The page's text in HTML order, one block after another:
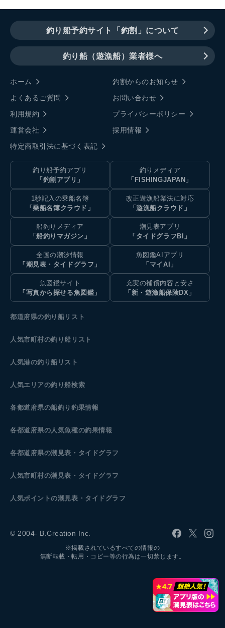
釣り船予約サイト「釣割」について
釣り船（遊漁船）業者様へ
ホーム
釣割からのお知らせ
よくあるご質問
お問い合わせ
利用規約
プライバシーポリシー
運営会社
採用情報
特定商取引法に基づく表記
釣り船予約アプリ
「釣割アプリ」
釣りメディア
「FISHINGJAPAN」
1秒記入の乗船名簿
「乗船名簿クラウド」
改正遊漁船業法に対応
「遊漁船クラウド」
船釣りメディア
「船釣りマガジン」
潮見表アプリ
「タイドグラフBI」
全国の潮汐情報
「潮見表・タイドグラフ」
魚図鑑AIアプリ
「マイAI」
魚図鑑サイト
「写真から探せる魚図鑑」
充実の補償内容と安さ
「新・遊漁船保険DX」
都道府県の釣り船リスト
人気市町村の釣り船リスト
人気港の釣り船リスト
人気エリアの釣り船検索
各都道府県の船釣り釣果情報
各都道府県の人気魚種の釣果情報
各都道府県の潮見表 ・タイドグラフ
人気市町村の潮見表・タイドグラフ
人気ポイントの潮見表・タイドグラフ
© 2004- B.Creation Inc.
※掲載されているすべての情報の
無断転載・転用・コピー等の行為は一切禁じます。